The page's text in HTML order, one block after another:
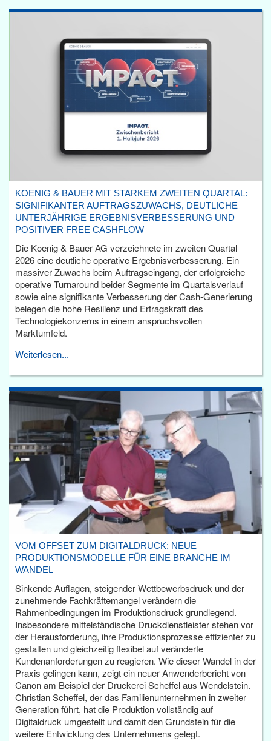
KOENIG & BAUER MIT STARKEM ZWEITEN QUARTAL:
SIGNIFIKANTER AUFTRAGSZUWACHS, DEUTLICHE
UNTERJÄHRIGE ERGEBNISVERBESSERUNG UND
POSITIVER FREE CASHFLOW
Die Koenig & Bauer AG verzeichnete im zweiten Quartal
2026 eine deutliche operative Ergebnisverbesserung. Ein
massiver Zuwachs beim Auftragseingang, der erfolgreiche
operative Turnaround beider Segmente im Quartalsverlauf
sowie eine signifikante Verbesserung der Cash-Generierung
belegen die hohe Resilienz und Ertragskraft des
Technologiekonzerns in einem anspruchsvollen
Marktumfeld.
Weiterlesen...
VOM OFFSET ZUM DIGITALDRUCK: NEUE
PRODUKTIONSMODELLE FÜR EINE BRANCHE IM
WANDEL
Sinkende Auflagen, steigender Wettbewerbsdruck und der
zunehmende Fachkräftemangel verändern die
Rahmenbedingungen im Produktionsdruck grundlegend.
Insbesondere mittelständische Druckdienstleister stehen vor
der Herausforderung, ihre Produktionsprozesse effizienter zu
gestalten und gleichzeitig flexibel auf veränderte
Kundenanforderungen zu reagieren. Wie dieser Wandel in der
Praxis gelingen kann, zeigt ein neuer Anwenderbericht von
Canon am Beispiel der Druckerei Scheffel aus Wendelstein.
Christian Scheffel, der das Familienunternehmen in zweiter
Generation führt, hat die Produktion vollständig auf
Digitaldruck umgestellt und damit den Grundstein für die
weitere Entwicklung des Unternehmens gelegt.